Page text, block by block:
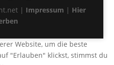
| Impressum | Hier
Website, um die beste
"Erlauben" klickst, stimmst du